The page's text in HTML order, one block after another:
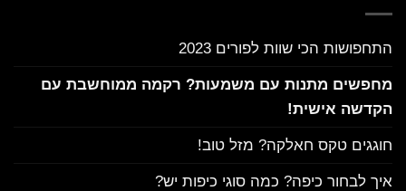
התחפושות הכי שוות לפורים 2023
מחפשים מתנות עם משמעות? רקמה ממוחשבת עם
הקדשה אישית!
חוגגים טקס חאלקה? מזל טוב!
איך לבחור כיפה? כמה סוגי כיפות יש?